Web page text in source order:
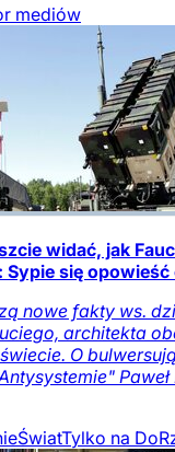
mediów
widać, jak
Sypie się
nowe fakty ws.
architekta
O
ŚwiatTylko na